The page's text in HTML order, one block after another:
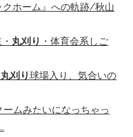
クホーム』への軌跡/秋山
丸刈り ・体育会系しご
丸刈り球場入り、気合いの
ムみたいになっちゃっ